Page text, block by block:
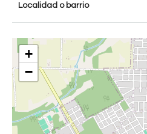
Localidad o barrio
+
−